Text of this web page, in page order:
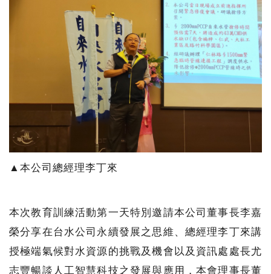
▲本公司總經理李丁來
本次教育訓練活動第一天特別邀請本公司董事長李嘉
榮分享在台水公司永續發展之思維、總經理李丁來講
授極端氣候對水資源的挑戰及機會以及資訊處處長尤
志豐暢談人工智慧科技之發展與應用，本會理事長董